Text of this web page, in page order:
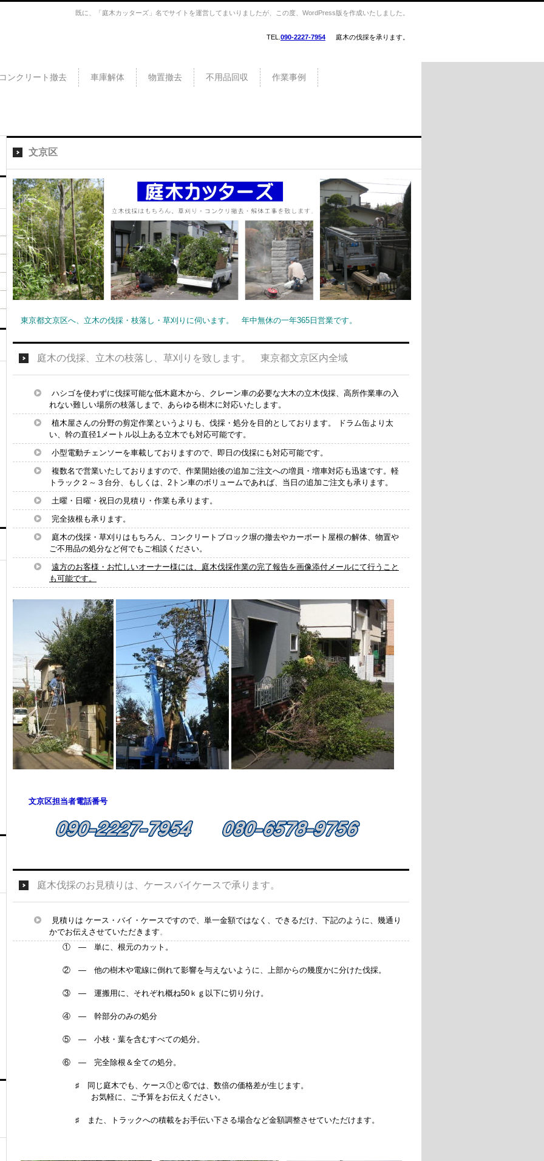
デ
既に、「庭木カッターズ」名でサイトを運営してまいりましたが、この度、WordPress版を作成いたしました。
TEL. 090-2227-7954 庭木の伐採を承ります。
ンクリート撤去 車庫解体 物置撤去 不用品回収 作業事例
文京区
東京都文京区へ、立木の伐採・枝落し・草刈りに伺います。 年中無休の一年365日営業です。
庭木の伐採、立木の枝落し、草刈りを致します。 東京都文京区内全域
ハシゴを使わずに伐採可能な低木庭木から、クレーン車の必要な大木の立木伐採、高所作業車の入
れない難しい場所の枝落しまで、あらゆる樹木に対応いたします。
植木屋さんの分野の剪定作業というよりも、伐採・処分を目的としております。 ドラム缶より太
い、幹の直径1メートル以上ある立木でも対応可能です。
小型電動チェンソーを車載しておりますので、即日の伐採にも対応可能です。
複数名で営業いたしておりますので、作業開始後の追加ご注文への増員・増車対応も迅速です。軽
トラック２～３台分、もしくは、2トン車のボリュームであれば、当日の追加ご注文も承ります。
土曜・日曜・祝日の見積り・作業も承ります。
完全抜根も承ります。
庭木の伐採・草刈りはもちろん、コンクリートブロック塀の撤去やカーポート屋根の解体、物置や
ご不用品の処分など何でもご相談ください。
遠方のお客様・お忙しいオーナー様には、庭木伐採作業の完了報告を画像添付メールにて行うこと
も可能です。
文京区担当者電話番号
庭木伐採のお見積りは、ケースバイケースで承ります。
見積りは ケース・バイ・ケースですので、単一金額ではなく、できるだけ、下記のように、幾通り
かでお伝えさせていただきます。
① — 単に、根元のカット。
② — 他の樹木や電線に倒れて影響を与えないように、上部からの幾度かに分けた伐採。
③ — 運搬用に、それぞれ概ね50ｋｇ以下に切り分け。
④ — 幹部分のみの処分
⑤ — 小枝・葉を含むすべての処分。
⑥ — 完全除根＆全ての処分。
♯ 同じ庭木でも、ケース①と⑥では、数倍の価格差が生じます。
お気軽に、ご予算をお伝えください。
♯ また、トラックへの積載をお手伝い下さる場合など金額調整させていただけます。